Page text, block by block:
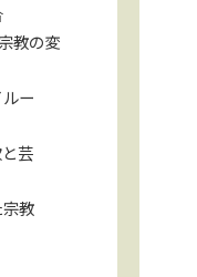
教の変
ー
芸
教